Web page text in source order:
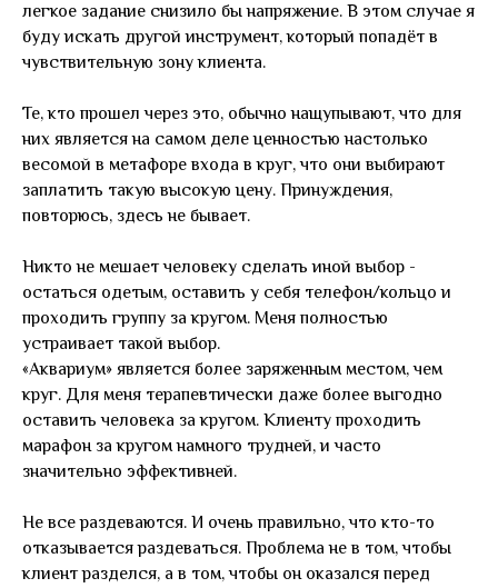
легкое задание снизило бы напряжение. В этом случае я
буду искать другой инструмент, который попадёт в
чувствительную зону клиента.
Те, кто прошел через это, обычно нащупывают, что для
них является на самом деле ценностью настолько
весомой в метафоре входа в круг, что они выбирают
заплатить такую высокую цену. Принуждения,
повторюсь, здесь не бывает.
Никто не мешает человеку сделать иной выбор -
остаться одетым, оставить у себя телефон/кольцо и
проходить группу за кругом. Меня полностью
устраивает такой выбор.
«Аквариум» является более заряженным местом, чем
круг. Для меня терапевтически даже более выгодно
оставить человека за кругом. Клиенту проходить
марафон за кругом намного трудней, и часто
значительно эффективней.
Не все раздеваются. И очень правильно, что кто-то
отказывается раздеваться. Проблема не в том, чтобы
клиент разделся, а в том, чтобы он оказался перед